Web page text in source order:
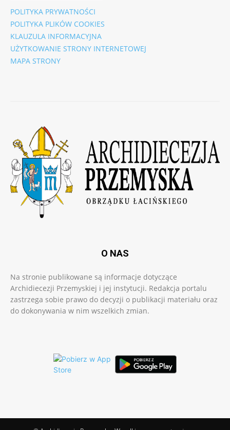
POLITYKA PRYWATNOŚCI
POLITYKA PLIKÓW COOKIES
KLAUZULA INFORMACYJNA
UŻYTKOWANIE STRONY INTERNETOWEJ
MAPA STRONY
O NAS
Na stronie publikowane są informacje dotyczące
Archidiecezji Przemyskiej i jej instytucji. Redakcja portalu
zastrzega sobie prawo do decyzji o publikacji materiału oraz
do dokonywania w nim wszelkich zmian.